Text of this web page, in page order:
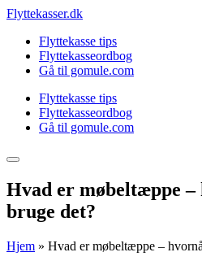
Skip
content
Flyttekasser.dk
Flyttekasse tips
Flyttekasseordbog
Gå til gomule.com
Flyttekasse tips
Flyttekasseordbog
Gå til gomule.com
Hvad er møbeltæppe
bruge det?
Hjem » Hvad er møbeltæppe –